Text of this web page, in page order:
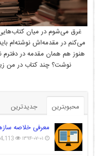
غرق می‌شوم در میان کتاب‌هایی
می‌کنم در مقدمه‌اش نوشته‌ام
هنوز هم همان مقدمه در
نوشت؟ چند کتاب در من
محبوبترین جدیدترین
معرفی خلاصه
۱۳۹۴-۰۷-۰۱